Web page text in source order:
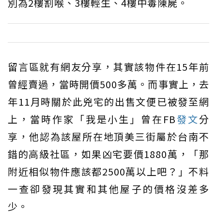
別為2樓割喉、3樓輕生、4樓中毒陳屍。
留言區就有網友分享，其實該物件在15年前
曾經賣過，當時開價500多萬。而事實上，去
年11月時關於此兇宅的出售文便已被發至網
上，當時作家「我是小生」曾在FB發文分
享，他認為該屋所在地頂美三街屬於台南不
錯的高級社區，如果凶宅要價1880萬，「那
附近相似物件應該都2500萬以上吧？」不料
一查卻發現其實和其他屋子的價格沒差多
少。